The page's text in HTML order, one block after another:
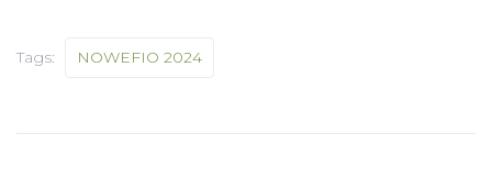
Tags: NOWEFIO 2024